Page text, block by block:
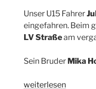
Unser U15 Fahrer
eingefahren. Beim
LV Straßeam
Sein Bruder Mika
„Update
weiterlesen